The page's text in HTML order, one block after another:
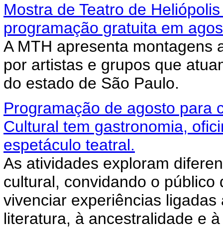
Mostra de Teatro de
programação gratuita em
A MTH apresenta montagens
por artistas e grupos que
do estado de São Paulo.
Programação de agosto para
Cultural tem gastronomia,
espetáculo teatral.
As atividades exploram
cultural, convidando o público
vivenciar experiências
literatura, à ancestralidade e